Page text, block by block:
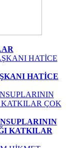
HATİCE
KATKILAR